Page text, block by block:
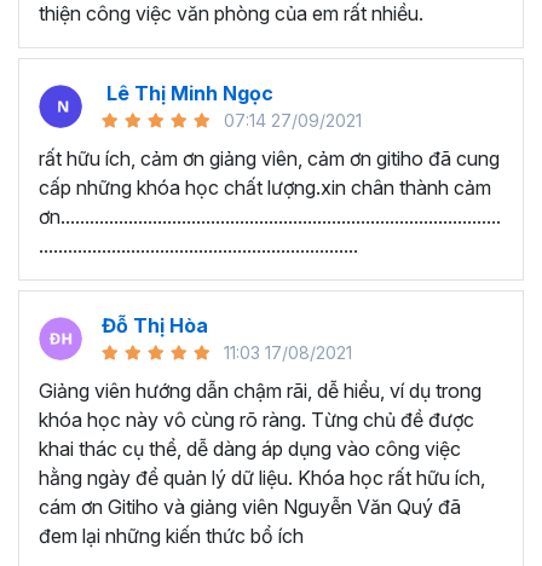
thạo:
Tổng quan về Google Sheets, cách chia sẻ tài liệu và làm
việc nhóm
Google Sheets Cơ bản - Nhập dữ liệu, kẻ bảng và một số
chức năng cơ bản
Thu thập thông tin và xử lý thông tin bằng các hàm xử lý
dữ liệu
Kiến thức Google Sheets nâng cao
Học viên nói gì về chương
trình này:
“Lúc chưa học nhìn vào công việc rất mơ hồ. Sau
khi được học em đã được thông não. Cảm ơn
Thầy đã tạo ra một khóa học Google Sheet vô
cùng ý nghĩa. Với những kiến thức vừa học được
giúp phần cải thiện công việc văn phòng của em
thiện công việc văn phòng của em rất nhiều.
Lê Thị Minh Ngọc
07:14 27/09/2021
rất hữu ích, cảm ơn giảng viên, cảm ơn gitiho đã cung
cấp những khóa học chất lượng.xin chân thành cảm
ơn...........................................................................................
..................................................................
Đỗ Thị Hòa
11:03 17/08/2021
Giảng viên hướng dẫn chậm rãi, dễ hiểu, ví dụ trong
khóa học này vô cùng rõ ràng. Từng chủ đề được
khai thác cụ thể, dễ dàng áp dụng vào công việc
hằng ngày để quản lý dữ liệu. Khóa học rất hữu ích,
cám ơn Gitiho và giảng viên Nguyễn Văn Quý đã
đem lại những kiến thức bổ ích